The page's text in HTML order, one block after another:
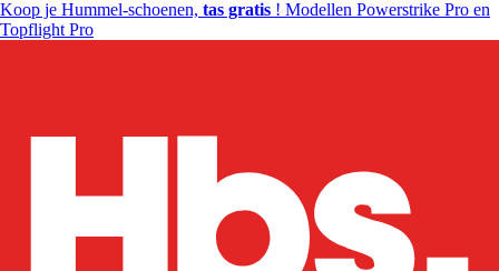
Koop je Hummel-schoenen, tas gratis ! Modellen Powerstrike Pro en
Topflight Pro